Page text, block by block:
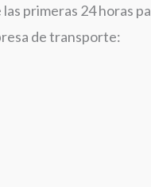
primeras 24 horas
de transporte: